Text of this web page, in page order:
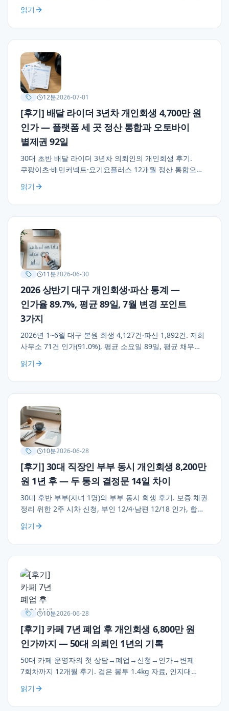
청약통장·신용카드·세대주 준비 전략 3가지.
읽기
12분2026-07-01
[후기] 배달 라이더 3년차 개인회생 4,700만 원
인가 — 플랫폼 세 곳 정산 통합과 오토바이
별제권 92일
30대 초반 배달 라이더 3년차 의뢰인의 개인회생 후기.
쿠팡이츠·배민커넥트·요기요플러스 12개월 정산 통합으로
36개월 변제. 라이더 소득 증빙 실무 세 가지 조언 포함.
읽기
11분2026-06-30
2026 상반기 대구 개인회생·파산 통계 —
인가율 89.7%, 평균 89일, 7월 변경 포인트
3가지
2026년 1~6월 대구 본원 회생 4,127건·파산 1,892건. 저희
사무소 71건 인가(91.0%), 평균 소요일 89일, 평균 채무
7월부터 송달료 자동이체·온라인 변경 신청·사전 검토
의견서 정식 절차화 시행.
읽기
10분2026-06-28
[후기] 30대 직장인 부부 동시 개인회생 8,200만
원 1년 후 — 두 통의 결정문 14일 차이
30대 후반 부부(자녀 1명)의 부부 동시 회생 후기. 보증 채권
정리 위한 2주 시차 신청, 부인 12/4·남편 12/18 인가, 합산
12개월의 가정 회복.
읽기
10분2026-06-28
[후기] 카페 7년 폐업 후 개인회생 6,800만 원
인가까지 — 50대 의뢰인 1년의 기록
50대 카페 운영자의 첫 상담→폐업→신청→인가→변제
7회차까지 12개월 후기. 검은 봉투 1.4kg 자료, 인지대
의뢰인 메시지 그대로.
읽기